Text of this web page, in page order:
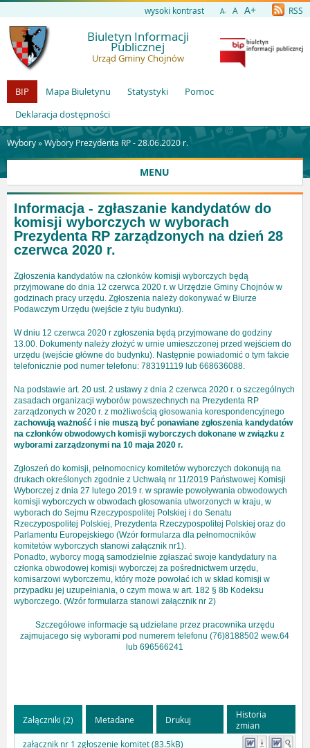
wysoki kontrast A- A A+ RSS
Biuletyn Informacji
Publicznej
Urząd Gminy Chojnów
BIP Mapa Biuletynu Statystyki
Pomoc
Deklaracja dostępności
Wybory »Wybory Prezydenta RP - 28.06.2020 r.
MENU
Informacja - zgłaszanie kandydatów do
komisji wyborczych w wyborach
Prezydenta RP zarządzonych na dzień 28
czerwca 2020 r.
Zgłoszenia kandydatów na członków komisji wyborczych będą
przyjmowane do dnia 12 czerwca 2020 r. w Urzędzie Gminy Chojnów w
godzinach pracy urzędu. Zgłoszenia należy dokonywać w Biurze
Podawczym Urzędu (wejście z tyłu budynku).
W dniu 12 czerwca 2020 r zgłoszenia będą przyjmowane do godziny
13.00. Dokumenty należy złożyć w urnie umieszczonej przed wejściem do
urzędu (wejście główne do budynku). Następnie powiadomić o tym fakcie
telefonicznie pod numer telefonu: 783191119 lub 668636088.
Na podstawie art. 20 ust. 2 ustawy z dnia 2 czerwca 2020 r. o szczególnych
zasadach organizacji wyborów powszechnych na Prezydenta RP
zarządzonych w 2020 r. z możliwością głosowania korespondencyjnego
zachowują ważność i nie muszą być ponawiane zgłoszenia kandydatów
na członków obwodowych komisji wyborczych dokonane w związku z
wyborami zarządzonymi na 10 maja 2020 r.
Zgłoszeń do komisji, pełnomocnicy komitetów wyborczych dokonują na
drukach określonych zgodnie z Uchwałą nr 11/2019 Państwowej Komisji
Wyborczej z dnia 27 lutego 2019 r. w sprawie powoływania obwodowych
komisji wyborczych w obwodach głosowania utworzonych w kraju, w
wyborach do Sejmu Rzeczypospolitej Polskiej i do Senatu
Rzeczypospolitej Polskiej, Prezydenta Rzeczypospolitej Polskiej oraz do
Parlamentu Europejskiego (Wzór formularza dla pełnomocników
komitetów wyborczych stanowi załącznik nr1).
Ponadto, wyborcy mogą samodzielnie zgłaszać swoje kandydatury na
członka obwodowej komisji wyborczej za pośrednictwem urzędu,
komisarzowi wyborczemu, który może powołać ich w skład komisji w
przypadku jej uzupełniania, o czym mowa w art. 182 § 8b Kodeksu
wyborczego. (Wzór formularza stanowi załącznik nr 2)
Szczegółowe informacje są udzielane przez pracownika urzędu
zajmujacego się wyborami pod numerem telefonu (76)8188502 wew.64
lub 696566241
Załączniki (2) Metadane Drukuj
Historia
zmian
załącznik nr 1 zgłoszenie komitet (83.5kB)